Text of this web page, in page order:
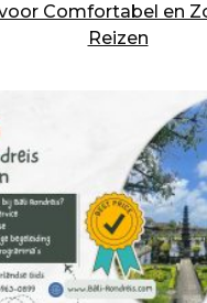
Comfortabel en
Reizen